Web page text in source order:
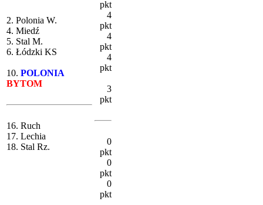
2. Polonia W.
4. Miedź
5. Stal M.
6. Łódzki KS
10. POLONIA
BYTOM
16. Ruch
17. Lechia
18. Stal Rz.
pkt
4
pkt
4
pkt
4
pkt
3
pkt
0
pkt
0
pkt
0
pkt